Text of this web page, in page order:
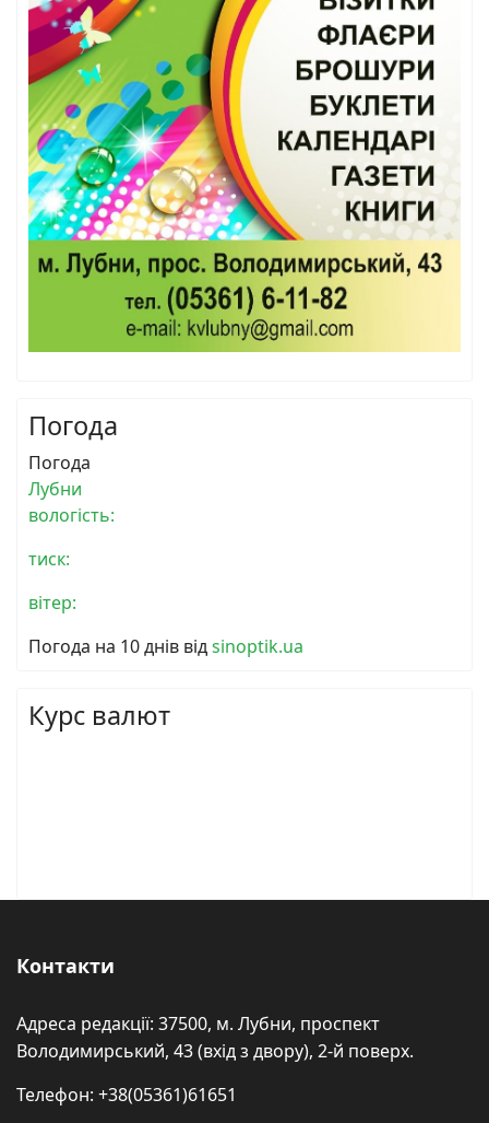
Погода
Погода
Лубни
вологість:
тиск:
вітер:
Погода на 10 днів відsinoptik.ua
Курс валют
Контакти
Адреса редакції: 37500, м. Лубни, проспект
Володимирський, 43 (вхід з двору), 2-й поверх.
Телефон: +38(05361)61651